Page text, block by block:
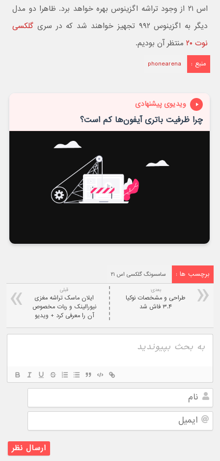
اس ۲۱ از وجود تراشه اگزینوس بهره خواهد برد. ظاهرا دو مدل
دیگر به اگزینوس ۹۹۲ تجهیز خواهند شد که در سری
گلکسی
نوت ۲۰
منتظر آن بودیم.
منبع : phonearena
ویدیوی پیشنهادی
چرا ظرفیت باتری آیفون‌ها کم است؟
برچسب ها : سامسونگ گلکسی اس ۲۱
قبلی
ایلان ماسک تراشه مغزی
نیورالینک و ربات مخصوص
آن را معرفی کرد + ویدیو
بعدی:
طراحی و مشخصات نوکیا
۳.۴ فاش شد
نام
ایمیل